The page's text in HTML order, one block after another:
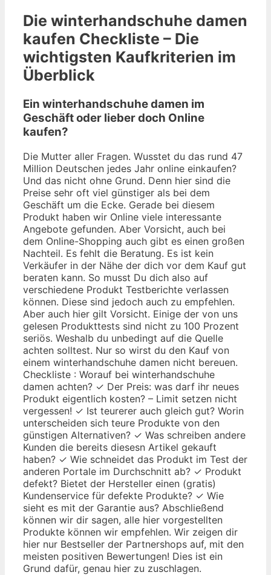
Die winterhandschuhe damen
kaufen Checkliste – Die
wichtigsten Kaufkriterien im
Überblick
Ein winterhandschuhe damen im
Geschäft oder lieber doch Online
kaufen?
Die Mutter aller Fragen. Wusstet du das rund 47
Million Deutschen jedes Jahr online einkaufen?
Und das nicht ohne Grund. Denn hier sind die
Preise sehr oft viel günstiger als bei dem
Geschäft um die Ecke. Gerade bei diesem
Produkt haben wir Online viele interessante
Angebote gefunden. Aber Vorsicht, auch bei
dem Online-Shopping auch gibt es einen großen
Nachteil. Es fehlt die Beratung. Es ist kein
Verkäufer in der Nähe der dich vor dem Kauf gut
beraten kann. So musst Du dich also auf
verschiedene Produkt Testberichte verlassen
können. Diese sind jedoch auch zu empfehlen.
Aber auch hier gilt Vorsicht. Einige der von uns
gelesen Produkttests sind nicht zu 100 Prozent
seriös. Weshalb du unbedingt auf die Quelle
achten solltest. Nur so wirst du den Kauf von
einem winterhandschuhe damen nicht bereuen.
Checkliste : Worauf bei winterhandschuhe
damen achten? ✓ Der Preis: was darf ihr neues
Produkt eigentlich kosten? – Limit setzen nicht
vergessen! ✓ Ist teurerer auch gleich gut? Worin
unterscheiden sich teure Produkte von den
günstigen Alternativen? ✓ Was schreiben andere
Kunden die bereits diesesn Artikel gekauft
haben? ✓ Wie schneidet das Produkt im Test der
anderen Portale im Durchschnitt ab? ✓ Produkt
defekt? Bietet der Hersteller einen (gratis)
Kundenservice für defekte Produkte? ✓ Wie
sieht es mit der Garantie aus? Abschließend
können wir dir sagen, alle hier vorgestellten
Produkte können wir empfehlen. Wir zeigen dir
hier nur Bestseller der Partnershops auf, mit den
meisten positiven Bewertungen! Dies ist ein
Grund dafür, genau hier zu zuschlagen.